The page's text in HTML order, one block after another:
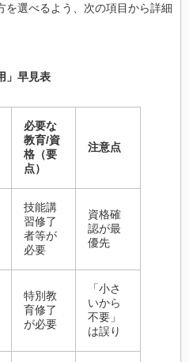
を選べるよう、次の項目から詳細
」早見表
必要な
教育/資
格（要
点）
注意点
技能講
習修了
者等が
必要
資格確
認が最
優先
特別教
育修了
が必要
「小さ
いから
不要」
は誤り